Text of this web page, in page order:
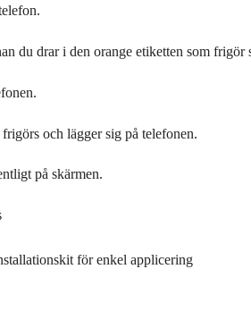
du drar i den orange etiketten som frigör
och lägger sig på telefonen.
på skärmen.
för enkel applicering